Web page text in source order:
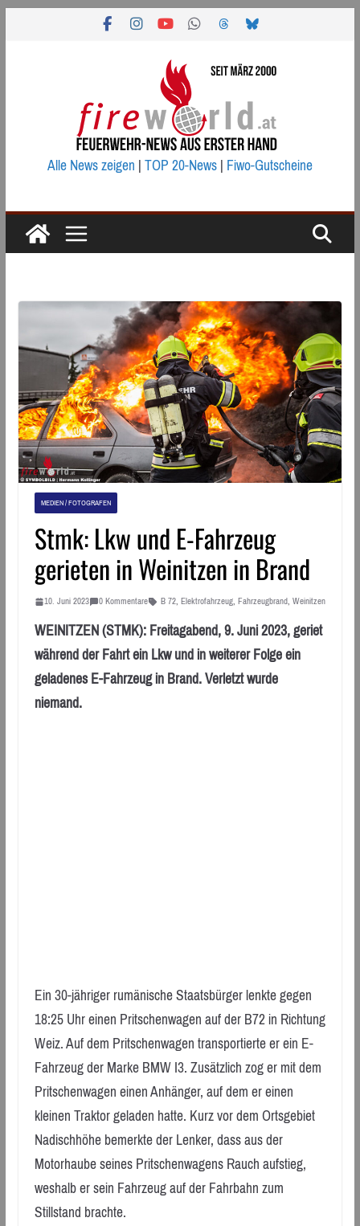
Alle News zeigen|TOP 20-News|Fiwo-Gutscheine
MEDIEN / FOTOGRAFEN
Stmk: Lkw und E-Fahrzeug
gerieten in Weinitzen in Brand
10. Juni 2023 0 Kommentare B 72, Elektrofahrzeug, Fahrzeugbrand, Weinitzen
WEINITZEN (STMK): Freitagabend, 9. Juni 2023, geriet
während der Fahrt ein Lkw und in weiterer Folge ein
geladenes E-Fahrzeug in Brand. Verletzt wurde
niemand.
Ein 30-jähriger rumänische Staatsbürger lenkte gegen
18:25 Uhr einen Pritschenwagen auf der B72 in Richtung
Weiz. Auf dem Pritschenwagen transportierte er ein E-
Fahrzeug der Marke BMW I3. Zusätzlich zog er mit dem
Pritschenwagen einen Anhänger, auf dem er einen
kleinen Traktor geladen hatte. Kurz vor dem Ortsgebiet
Nadischhöhe bemerkte der Lenker, dass aus der
Motorhaube seines Pritschenwagens Rauch aufstieg,
weshalb er sein Fahrzeug auf der Fahrbahn zum
Stillstand brachte.